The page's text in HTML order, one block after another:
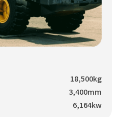
18,500kg
3,400mm
6,164kw